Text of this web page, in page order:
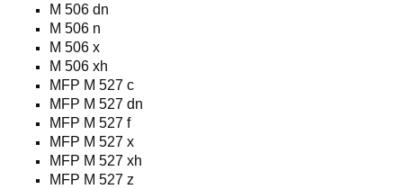
M 506 dn
M 506 n
M 506 x
M 506 xh
MFP M 527 c
MFP M 527 dn
MFP M 527 f
MFP M 527 x
MFP M 527 xh
MFP M 527 z